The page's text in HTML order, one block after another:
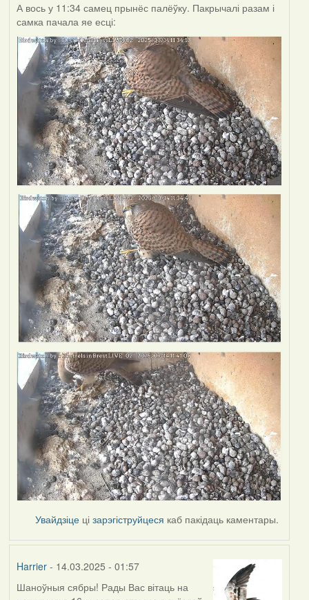
А вось у 11:34 самец прынёс палёўку. Пакрычалі разам і
самка пачала яе есці:
Увайдзіце цізарэгіструйцеся каб пакідаць каментары.
Harrier- 14.03.2025 - 01:57
Шаноўныя сябры! Рады Вас вітаць на